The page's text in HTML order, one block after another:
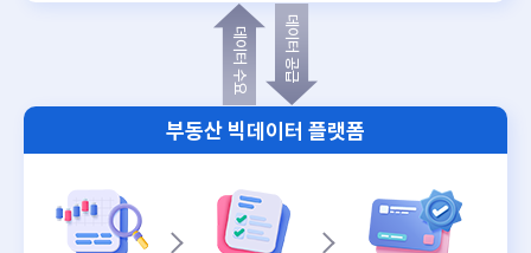
데이터 공급
데이터 수요
부동산 빅데이터 플랫폼